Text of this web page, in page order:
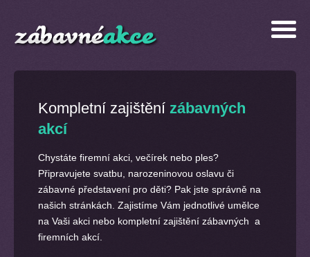
Kompletní zajištění zábavných
akcí
Chystáte firemní akci, večírek nebo ples?
Připravujete svatbu, narozeninovou oslavu či
zábavné představení pro děti? Pak jste správně na
našich stránkách. Zajistíme Vám jednotlivé umělce
na Vaši akci nebo kompletní zajištění zábavných a
firemních akcí.